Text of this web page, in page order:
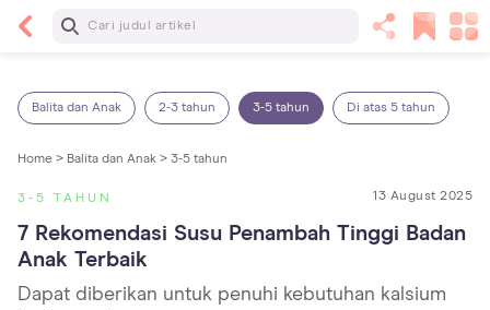
Baca Selanjutnya
Balita dan Anak 2-3 tahun 3-5 tahun Di atas 5 tahun
Home > Balita dan Anak > 3-5 tahun
3-5 TAHUN 13 August 2025
7 Rekomendasi Susu Penambah Tinggi Badan
Anak Terbaik
Dapat diberikan untuk penuhi kebutuhan kalsium